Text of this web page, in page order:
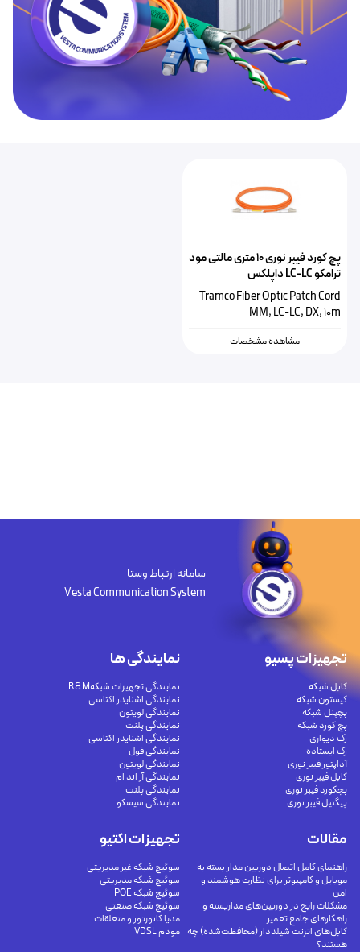
پچ کورد فیبر نوری ۱۰ متری مالتی مود
ترامکو LC-LC داپلکس
Tramco Fiber Optic Patch Cord
MM, LC-LC, DX, 10m
مشاهده مشخصات
سامانه ارتباط وستا
Vesta Communication System
تجهیزات پسیو
کابل شبکه
کیستون شبکه
پچپنل شبکه
پچ کورد شبکه
رک دیواری
رک ایستاده
آداپتور فیبر نوری
کابل فیبر نوری
پچکورد فیبر نوری
پیگتیل فیبر نوری
تجهیزات اکتیو
سوئیچ شبکه غیر مدیریتی
سوئیچ شبکه مدیریتی
سوئیچ شبکه POE
سوئیچ شبکه صنعتی
مدیا کانورتور و متعلقات
مودم VDSL
نمایندگی ها
نمایندگی تجهیزات شبکهR&M
نمایندگی اشنایدر اکتاسی
نمایندگی لویتون
نمایندگی پلنت
نمایندگی اشنایدر اکتاسی
نمایندگی فول
نمایندگی لویتون
نمایندگی آر اند ام
نمایندگی پلنت
نمایندگی سیسکو
مقالات
راهنمای کامل اتصال دوربین مدار بسته به
موبایل و کامپیوتر برای نظارت هوشمند و
امن
مشکلات رایج در دوربین‌های مداربسته و
راهکارهای جامع تعمیر
کابل‌های اترنت شیلددار (محافظت‌شده) چه
هستند؟